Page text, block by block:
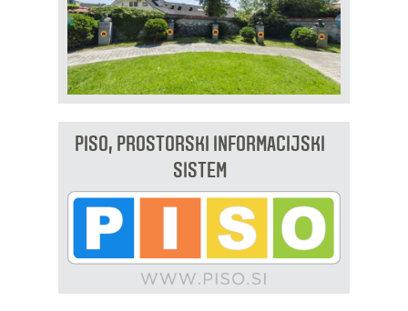
PISO, PROSTORSKI INFORMACIJSKI
SISTEM